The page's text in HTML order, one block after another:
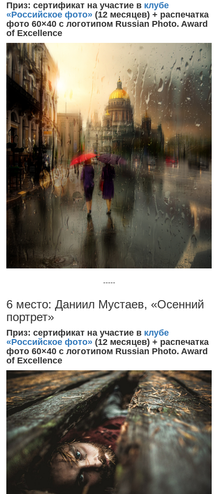
Приз: сертификат на участие в клубе
«Российское фото» (12 месяцев) + распечатка
фото 60×40 с логотипом Russian Photo. Award
of Excellence
-----
6 место: Даниил Мустаев, «Осенний
портрет»
Приз: сертификат на участие в клубе
«Российское фото» (12 месяцев) + распечатка
фото 60×40 с логотипом Russian Photo. Award
of Excellence